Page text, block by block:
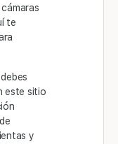
te
este sitio
y